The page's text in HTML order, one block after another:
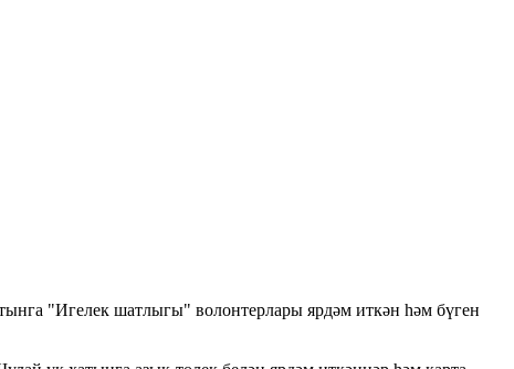
"Игелек шатлыгы" волонтерлары ярдәм иткән һәм бүген